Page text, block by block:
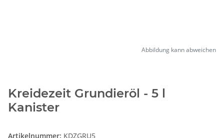
Abbildung kann abweichen
Kreidezeit Grundieröl - 5 l
Kanister
Artikelnummer: KDZGRU5